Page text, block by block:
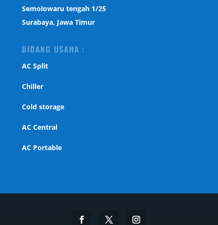
Semolowaru tengah 1/25
Surabaya, Jawa Timur
BIDANG USAHA :
AC Split
Chiller
Cold storage
AC Central
AC Portable